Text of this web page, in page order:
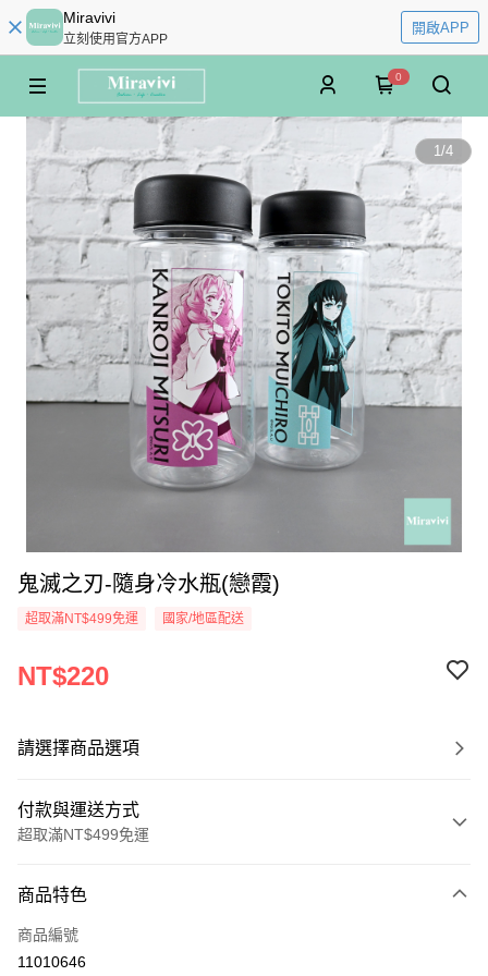
Miravivi
立刻使用官方APP
開啟APP
0
1/4
鬼滅之刃-隨身冷水瓶(戀霞)
超取滿NT$499免運 國家/地區配送
NT$220
請選擇商品選項
付款與運送方式
超取滿NT$499免運
信用卡一次付款
超商取貨付款
商品特色
商品編號
11010646